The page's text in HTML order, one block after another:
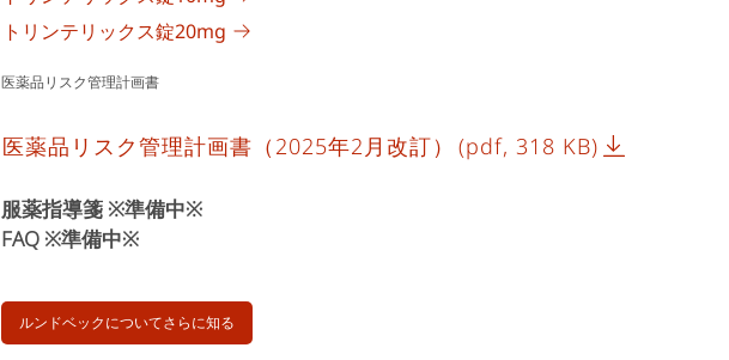
トリンテリックス錠20mg
医薬品リスク管理計画書
医薬品リスク管理計画書（2025年2月改訂） (pdf, 318 KB)
服薬指導箋 ※準備中※
FAQ ※準備中※
ルンドベックについてさらに知る